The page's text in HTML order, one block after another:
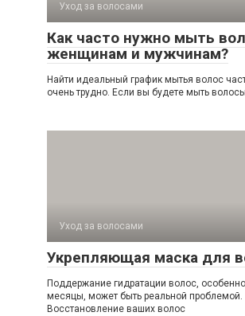
Уход за волосами
Как часто нужно мыть
женщинам и мужчинам?
Найти идеальный график мытья волос
очень трудно. Если вы будете мыть волосы
Уход за волосами
Укрепляющая маска для
Поддержание гидратации волос,
месяцы, может быть реальной проблемой.
Восстановление ваших волос